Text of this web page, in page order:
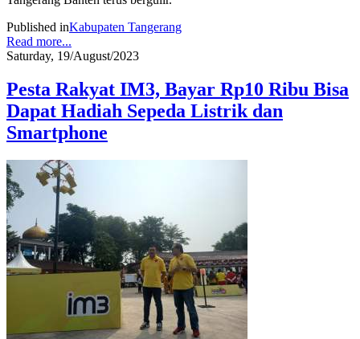
Published inKabupaten Tangerang
Read more...
Saturday, 19/August/2023
Pesta Rakyat IM3, Bayar Rp10 Ribu Bisa
Dapat Hadiah Sepeda Listrik dan
Smartphone